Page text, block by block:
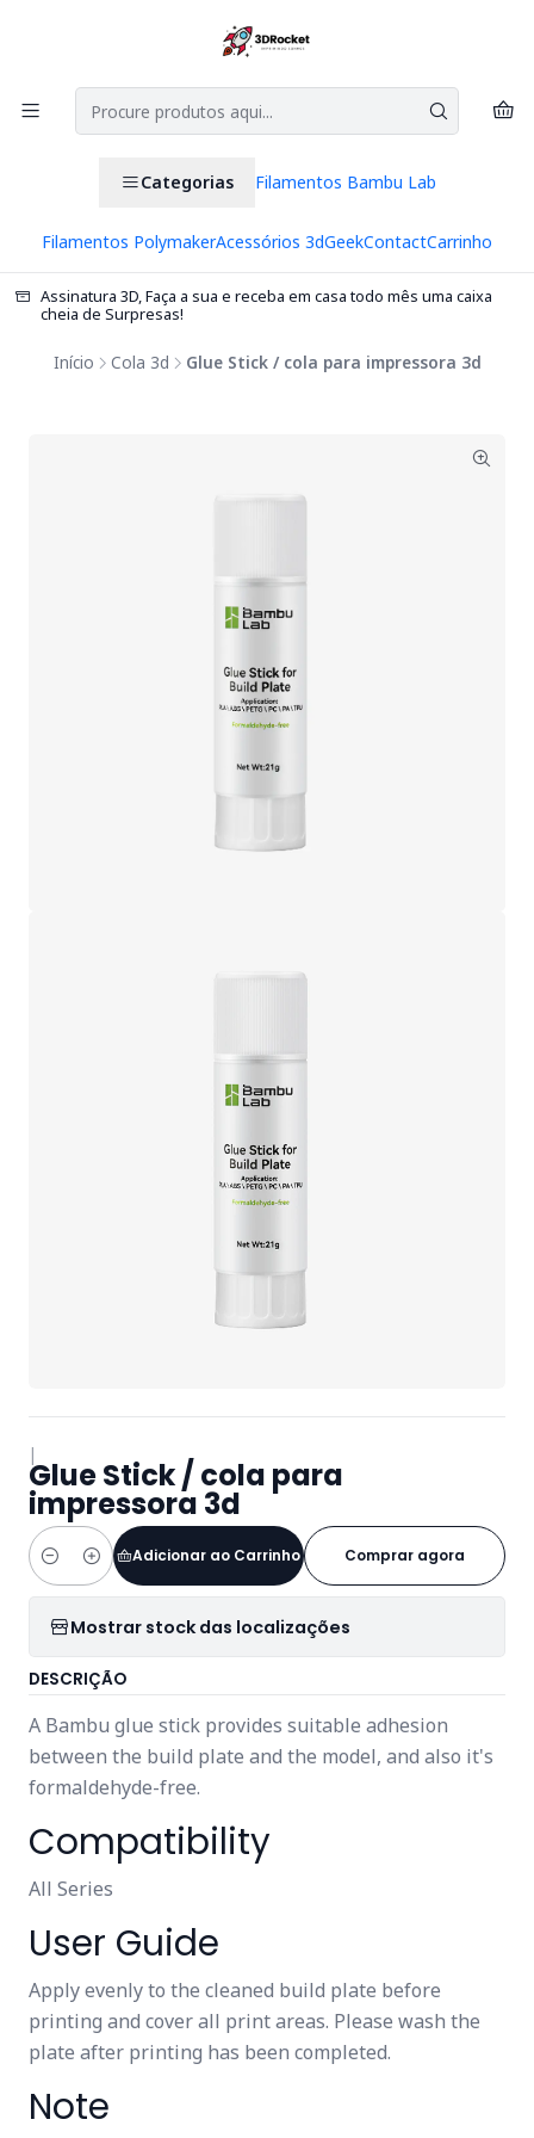
Categorias Filamentos Bambu Lab
Filamentos PolymakerAcessórios 3dGeekContactCarrinho
Assinatura 3D, Faça a sua e receba em casa todo mês uma caixa
cheia de Surpresas!
Início Cola 3d Glue Stick / cola para impressora 3d
|
Glue Stick / cola para
impressora 3d
Quantidade
Adicionar ao Carrinho Comprar agora
Mostrar stock das localizações
DESCRIÇÃO
A Bambu glue stick provides suitable adhesion
between the build plate and the model, and also it's
formaldehyde-free.
Compatibility
All Series
User Guide
Apply evenly to the cleaned build plate before
printing and cover all print areas. Please wash the
plate after printing has been completed.
Note